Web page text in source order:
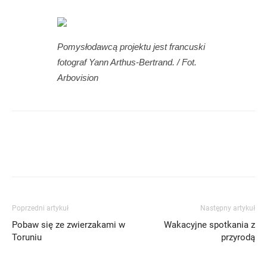
Pomysłodawcą projektu jest francuski
fotograf Yann Arthus-Bertrand. / Fot.
Arbovision
Poprzedni artykuł
Pobaw się ze zwierzakami w
Toruniu
Następny artykuł
Wakacyjne spotkania z
przyrodą